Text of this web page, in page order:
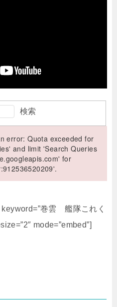
検索
error: Quota exceeded for
and limit 'Search Queries
for
keyword=”巻雲 艦隊これく
mode=”embed”]